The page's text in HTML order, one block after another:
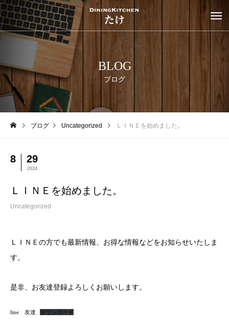
BLOG
ブログ
ブログ Uncategorized ＬＩＮＥを始めました。
8 29
2024
ＬＩＮＥを始めました。
Uncategorized
ＬＩＮＥの方でも最新情報、お得な情報などをお知らせいたしま
す。
是非、お友達登録よろしくお願いします。
line 友達 ダウンロード